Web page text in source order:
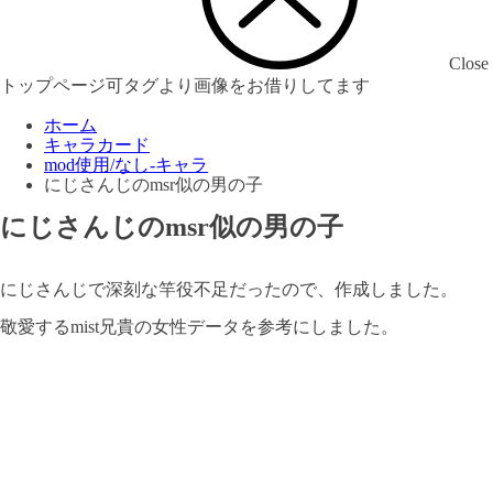
Close
トップページ可タグより画像をお借りしてます
ホーム
キャラカード
mod使用/なし-キャラ
にじさんじのmsr似の男の子
にじさんじのmsr似の男の子
にじさんじで深刻な竿役不足だったので、作成しました。
敬愛するmist兄貴の女性データを参考にしました。